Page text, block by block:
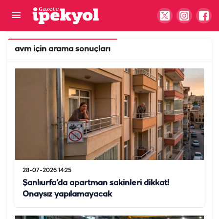
avm için arama sonuçları
28-07-2026 14:25
Şanlıurfa’da apartman sakinleri dikkat!
Onaysız yapılamayacak